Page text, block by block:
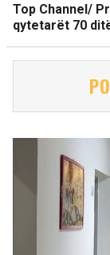
Top Channel/
qytetarët 70